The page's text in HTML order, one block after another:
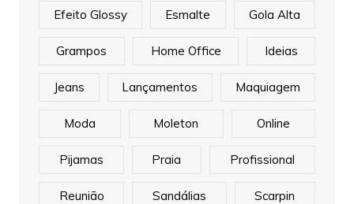
Efeito Glossy Esmalte Gola Alta
Grampos Home Office Ideias
Jeans Lançamentos Maquiagem
Moda Moleton Online
Pijamas Praia Profissional
Reunião Sandálias Scarpin